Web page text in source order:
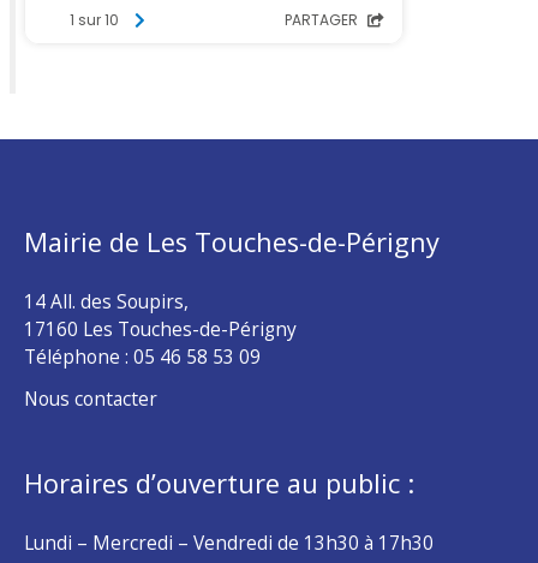
Mairie de Les Touches-de-Périgny
14 All. des Soupirs,
17160 Les Touches-de-Périgny
Téléphone : 05 46 58 53 09
Nous contacter
Horaires d’ouverture au public :
Lundi – Mercredi – Vendredi de 13h30 à 17h30